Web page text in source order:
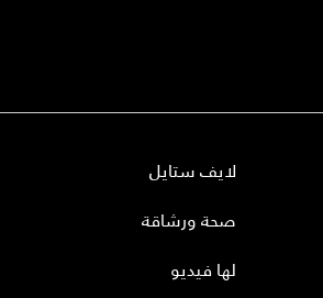
لايف ستايل
صحة ورشاقة
لها فيديو